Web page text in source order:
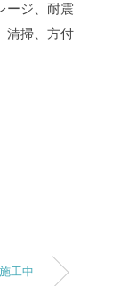
ージ、耐震
清掃、方付
工中